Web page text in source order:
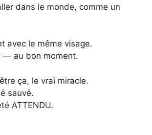
dans le monde, comme un
avec le même visage.
— au bon moment.
ça, le vrai miracle.
sauvé.
ATTENDU.